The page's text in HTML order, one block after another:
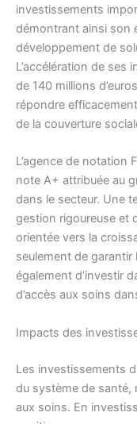
investissements
démontrant ainsi son
développement de
L’accélération de ses
de 140 millions
répondre
de la couverture
L’agence de notation
note A+ attribuée au
dans le secteur. Une
gestion rigoureuse et
orientée vers la
seulement de
également d’investir
d’accès aux soins
Impacts des
Les investissements
du système de santé,
aux soins. En